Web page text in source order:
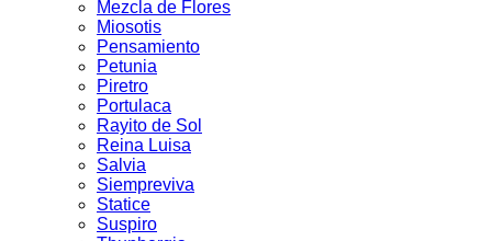
Mezcla de Flores
Miosotis
Pensamiento
Petunia
Piretro
Portulaca
Rayito de Sol
Reina Luisa
Salvia
Siempreviva
Statice
Suspiro